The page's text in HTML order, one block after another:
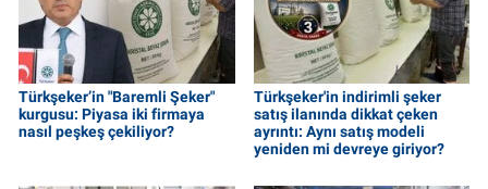
Türkşeker’in "Baremli Şeker"
kurgusu: Piyasa iki firmaya
nasıl peşkeş çekiliyor?
Türkşeker'in indirimli şeker
satış ilanında dikkat çeken
ayrıntı: Aynı satış modeli
yeniden mi devreye giriyor?